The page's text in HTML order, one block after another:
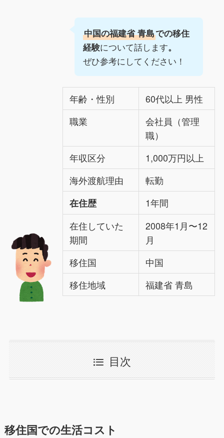
中国の福建省 青島での移住
経験について話します。
ぜひ参考にしてください！
年齢・性別
60代以上 男性
職業
会社員（管理
職）
年収区分
1,000万円以上
海外渡航理由
転勤
在住歴
1年間
在住していた
期間
2008年1月〜12
月
移住国
中国
移住地域
福建省 青島
目次
移住国での生活コスト